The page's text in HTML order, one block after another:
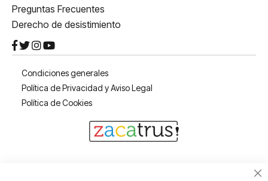
Preguntas Frecuentes
Derecho de desistimiento
Condiciones generales
Política de Privacidad y Aviso Legal
Política de Cookies